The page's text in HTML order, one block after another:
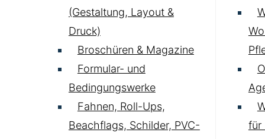
(Gestaltung, Layout &
Druck)
Broschüren & Magazine
Formular- und
Bedingungswerke
Fahnen, Roll-Ups,
Beachflags, Schilder, PVC-
für